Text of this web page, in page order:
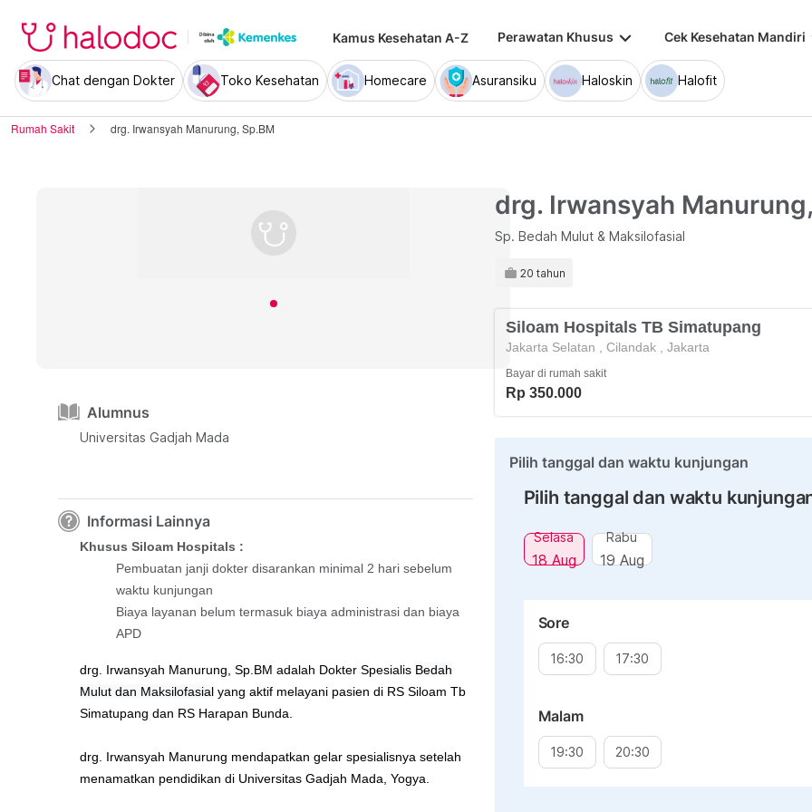
Kamus Kesehatan A-Z Perawatan Khusus keyboard_arrow_down Cek Kesehatan Mandiri
Chat dengan Dokter Toko Kesehatan Homecare Asuransiku Haloskin Halofit
Rumah Sakit drg. Irwansyah Manurung, Sp.BM
Alumnus
Universitas Gadjah Mada
Informasi Lainnya
Khusus Siloam Hospitals :
Pembuatan janji dokter disarankan minimal 2 hari sebelum
waktu kunjungan
Biaya layanan belum termasuk biaya administrasi dan biaya
APD
drg. Irwansyah Manurung, Sp.BM adalah Dokter Spesialis Bedah
Mulut dan Maksilofasial yang aktif melayani pasien di RS Siloam Tb
Simatupang dan RS Harapan Bunda.
drg. Irwansyah Manurung mendapatkan gelar spesialisnya setelah
menamatkan pendidikan di Universitas Gadjah Mada, Yogya.
drg. Irwansyah
Sp. Bedah Mulut & Maksilofasial
20 tahun
Siloam Hospitals TB Simatupang
Jakarta Selatan Cilandak Jakarta
Bayar di rumah sakit
Rp 350.000
Pilih tanggal dan waktu kunjungan
Pilih tanggal dan waktu
Selasa
18 Aug
Rabu
19 Aug
Sore
16:30 17:30
Malam
19:30 20:30